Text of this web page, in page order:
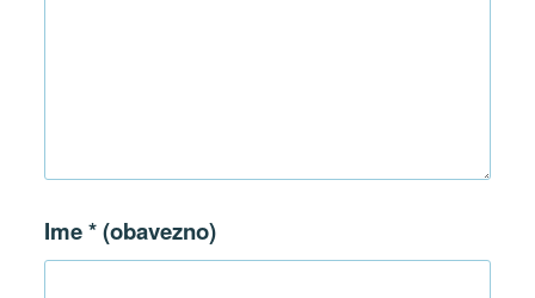
Ime* (obavezno)